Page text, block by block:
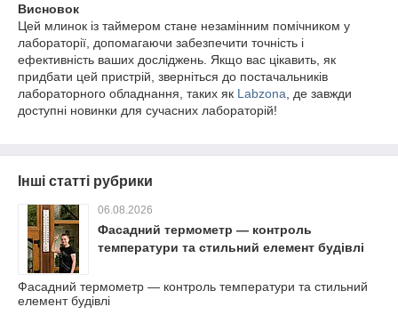
Висновок
Цей млинок із таймером стане незамінним помічником у
лабораторії, допомагаючи забезпечити точність і
ефективність ваших досліджень. Якщо вас цікавить, як
придбати цей пристрій, зверніться до постачальників
лабораторного обладнання, таких як Labzona , де завжди
доступні новинки для сучасних лабораторій!
Інші статті рубрики
06.08.2026
Фасадний термометр — контроль
температури та стильний елемент будівлі
Фасадний термометр — контроль температури та стильний
елемент будівлі